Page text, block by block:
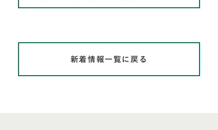
新着情報一覧に戻る